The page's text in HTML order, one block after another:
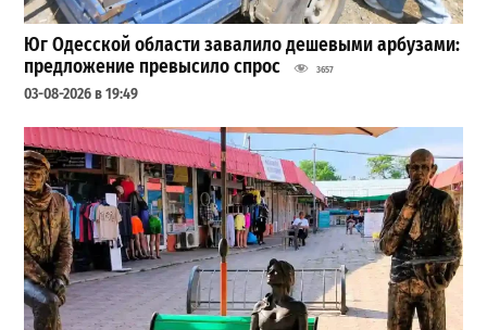
Юг Одесской области завалило дешевыми арбузами:
предложение превысило спрос
3657
03-08-2026 в 19:49